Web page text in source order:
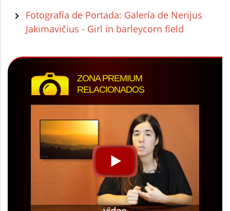
Fotografía de Portada: Galería de Nerijus
Jakimavičius - Girl in barleycorn field
ZONA PREMIUM
RELACIONADOS